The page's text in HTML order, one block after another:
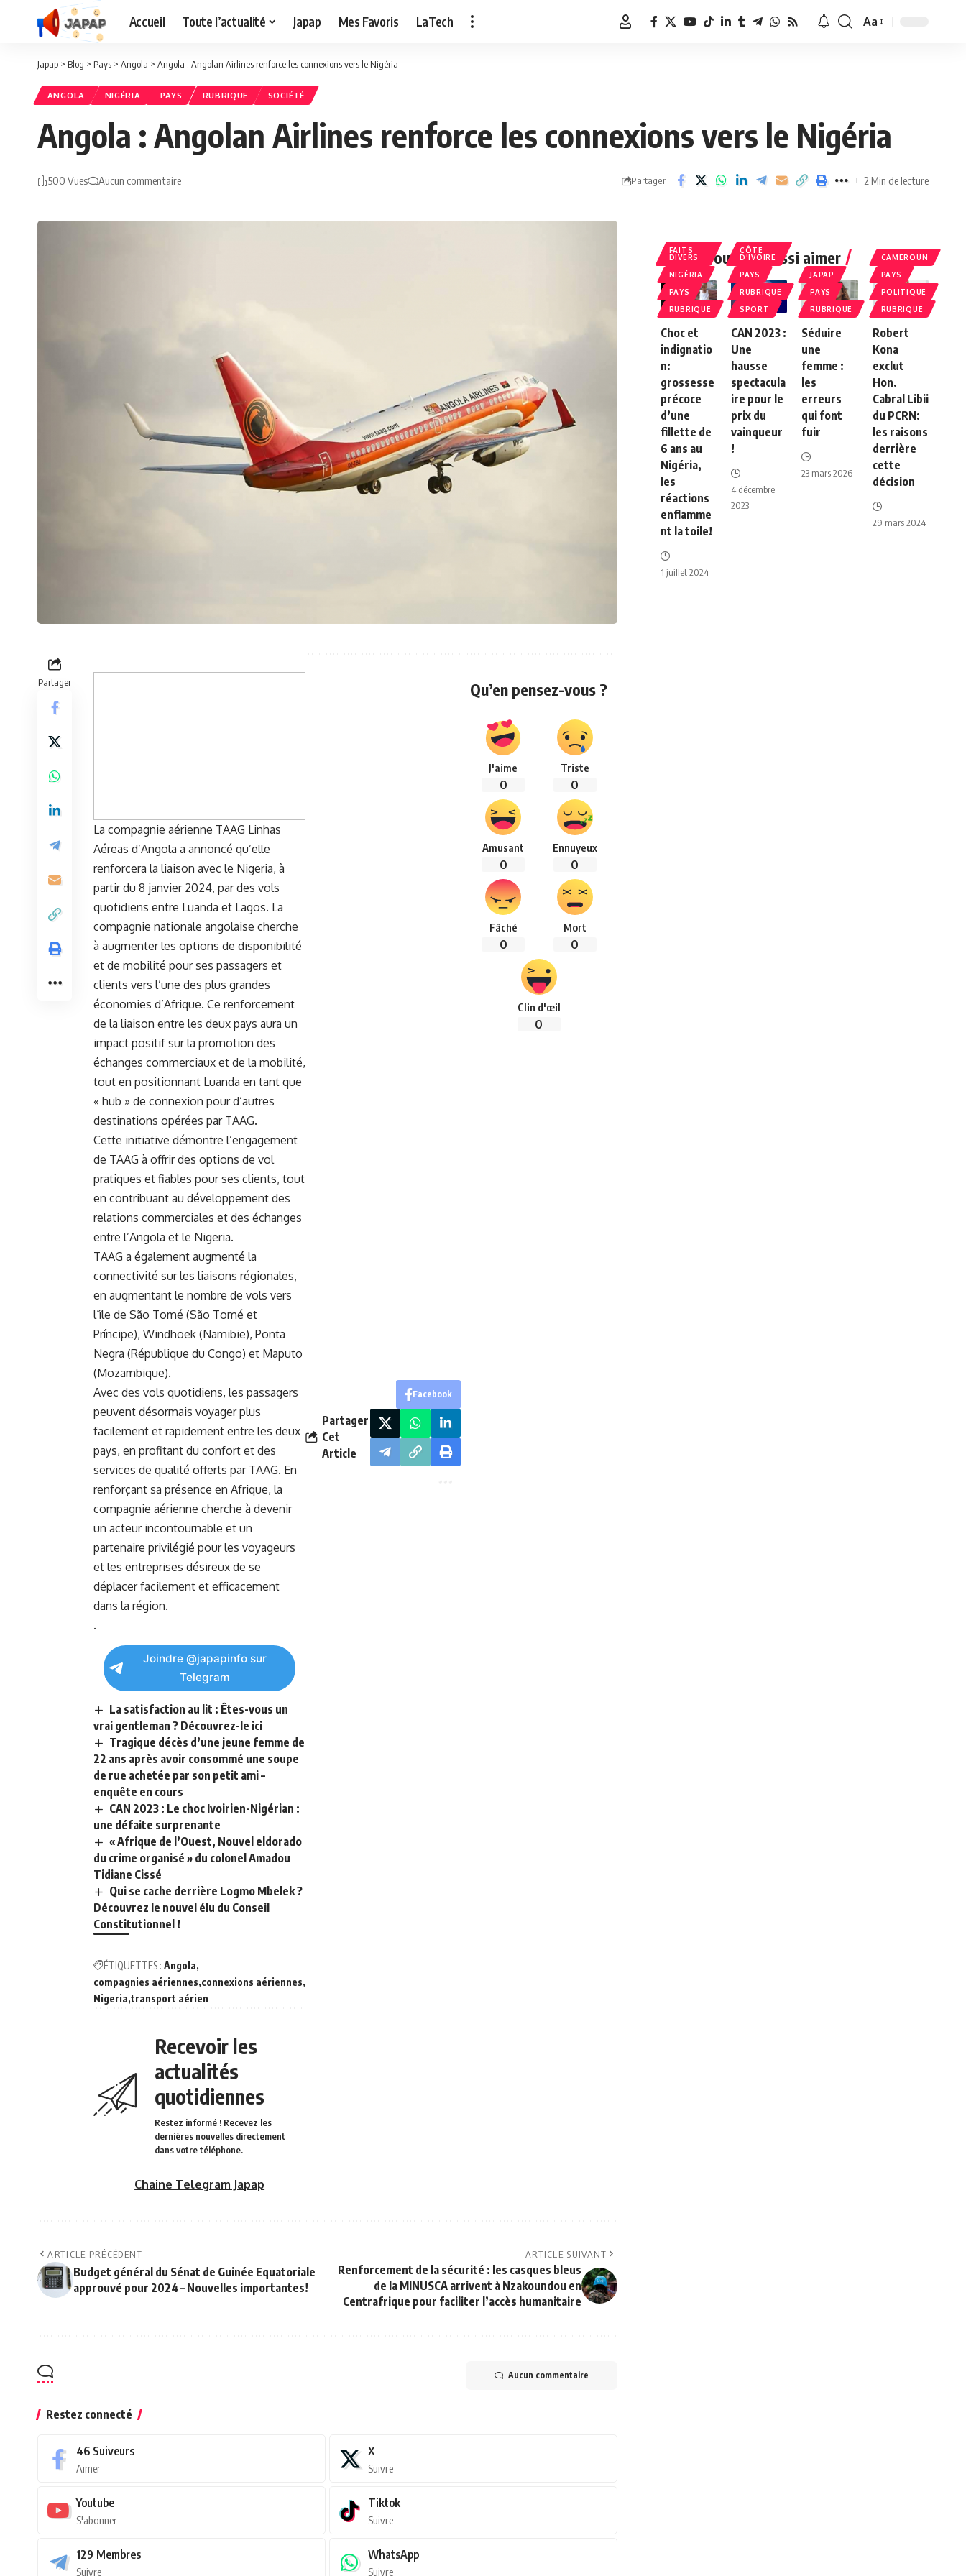
Accueil Toute l’actualité Japap Mes Favoris LaTech
Redimensionner
Aa
Japap > Blog > Pays > Angola > Angola : Angolan Airlines renforce les connexions vers le Nigéria
ANGOLA NIGÉRIA PAYS RUBRIQUE SOCIÉTÉ
Angola : Angolan Airlines renforce les connexions vers le Nigéria
500 Vues Aucun commentaire Partager 2 Min de lecture
Partager
La compagnie aérienne TAAG⁣ Linhas‌
Aéreas⁤ d’Angola a annoncé qu’elle
renforcera la​ liaison avec le Nigeria, à
partir du 8 janvier⁢ 2024, par des vols
quotidiens entre Luanda et ​Lagos. La
compagnie nationale angolaise cherche
à augmenter les options de disponibilité
et de mobilité pour ses passagers et
⁤clients vers l’une des plus grandes
économies d’Afrique. Ce renforcement
de la liaison entre les deux pays aura un
impact ⁢positif sur la promotion des
échanges commerciaux et de la mobilité,
tout en positionnant Luanda en tant que
« hub » de‌ connexion pour d’autres
destinations opérées par TAAG.
⁢Cette initiative démontre l’engagement
de TAAG à offrir des options de vol
pratiques et fiables pour ses clients, tout
en contribuant au développement​ des
relations commerciales et des échanges
entre l’Angola et le Nigeria.
TAAG a également augmenté la
connectivité sur les liaisons régionales,
en augmentant ​le nombre de vols vers
l’île de São Tomé (São Tomé ​et
Príncipe),‌ Windhoek (Namibie), Ponta
Negra (République du ​Congo)⁤ et Maputo
(Mozambique).
Avec des ⁢vols ‍quotidiens, les passagers
peuvent désormais voyager plus
facilement et rapidement entre les deux
pays, en profitant du confort et des
services de qualité offerts par TAAG. En
renforçant sa présence en Afrique, la
compagnie aérienne cherche à devenir
un acteur incontournable et un
partenaire privilégié pour les voyageurs
et‌ les entreprises désireux de ⁢se
déplacer facilement et efficacement
dans la région.
.
Joindre @japapinfo sur
Telegram
La satisfaction au lit : Êtes-vous un
vrai gentleman ? Découvrez-le ici
Tragique décès d’une jeune femme de
22 ans après avoir consommé une soupe
de rue achetée par son petit ami –
enquête en cours
CAN 2023 : Le choc Ivoirien-Nigérian :
une défaite surprenante
« Afrique de l’Ouest, Nouvel eldorado
du crime organisé » du colonel Amadou
Tidiane Cissé
Qui se cache derrière Logmo Mbelek ?
Découvrez le nouvel élu du Conseil
Constitutionnel !
ÉTIQUETTES : Angola
compagnies aériennes connexions aériennes
Nigeria transport aérien
Recevoir les
actualités
quotidiennes
Restez informé ! Recevez les
dernières nouvelles directement
dans votre téléphone.
Chaine Telegram Japap
Partager
Cet
Article
Facebook
Qu’en pensez-vous ?
J'aime
0
Triste
0
Amusant
0
Ennuyeux
0
Fâché
0
Mort
0
Clin d'œil
0
ARTICLE PRÉCÉDENT
Budget général du Sénat de Guinée Equatoriale
approuvé pour 2024 – Nouvelles importantes!
ARTICLE SUIVANT
Renforcement de la sécurité : les casques bleus
de la MINUSCA arrivent à Nzakoundou en
Centrafrique pour faciliter l’accès humanitaire
Aucun commentaire
Restez connecté
46 Suiveurs
Aimer
X
Suivre
Youtube
S'abonner
Tiktok
Suivre
129 Membres
Suivre
WhatsApp
Suivre
Vous pourriez aussi aimer
FAITS
DIVERS
NIGÉRIA
PAYS
RUBRIQUE
Choc et
indignatio
n:
grossesse
précoce
d’une
fillette de
6 ans au
Nigéria,
les
réactions
enflamme
nt la toile!
1 juillet 2024
CÔTE
D'IVOIRE
PAYS
RUBRIQUE
SPORT
CAN 2023 :
Une
hausse
spectacula
ire pour le
prix du
vainqueur
!
4 décembre
2023
JAPAP
PAYS
RUBRIQUE
Séduire
une
femme :
les
erreurs
qui font
fuir
23 mars 2026
CAMEROUN
PAYS
POLITIQUE
RUBRIQUE
Robert
Kona
exclut
Hon.
Cabral Libii
du PCRN:
les raisons
derrière
cette
décision
29 mars 2024